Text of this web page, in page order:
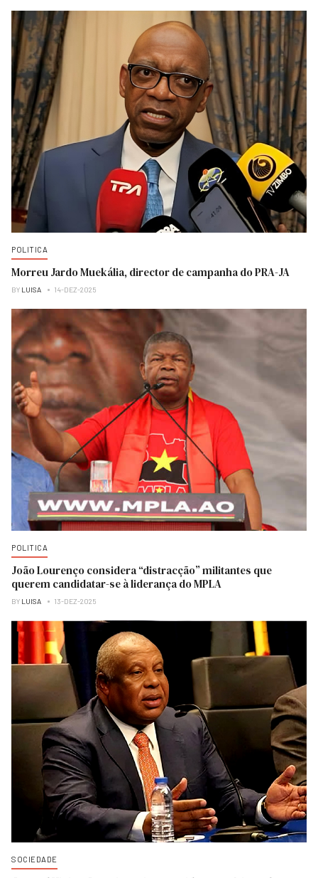
POLITICA
Morreu Jardo Muekália, director de campanha do PRA-JA
BY LUISA 14-DEZ-2025
POLITICA
João Lourenço considera “distracção” militantes que
querem candidatar-se à liderança do MPLA
BY LUISA 13-DEZ-2025
SOCIEDADE